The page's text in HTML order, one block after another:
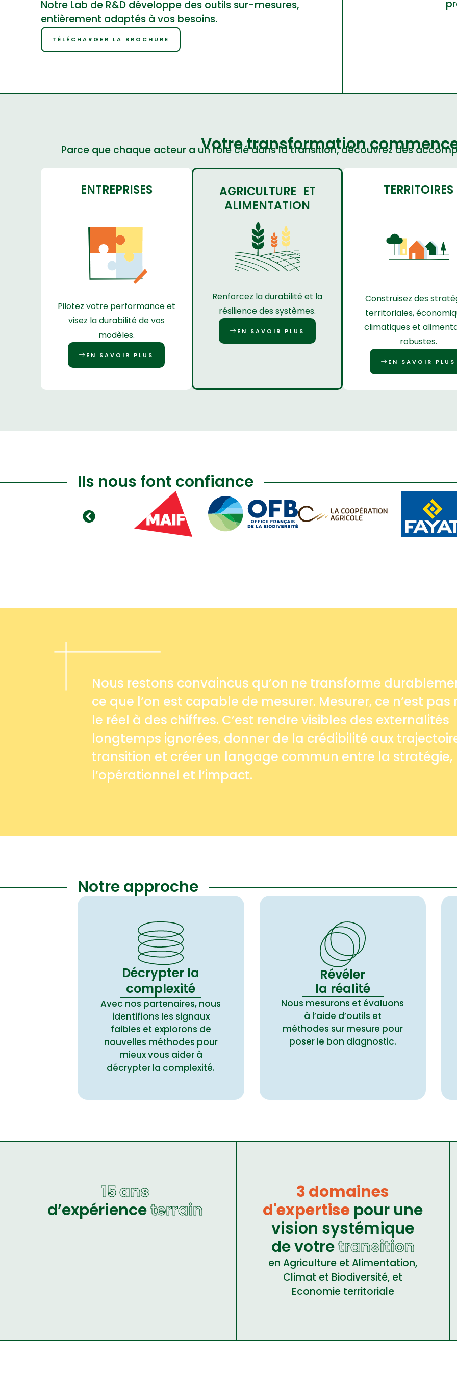
Notre Lab de R&D développe des outils sur-mesures,
entièrement adaptés à vos besoins.
TÉLÉCHARGER LA BROCHURE
Votre transformation
Parce que chaque acteur a un rôle clé dans la transition, découvrez des
ENTREPRISES
Pilotez votre performance et
visez la durabilité de vos
modèles.
EN SAVOIR PLUS
AGRICULTURE ET
ALIMENTATION
Renforcez la durabilité et la
résilience des systèmes.
EN SAVOIR PLUS
TERRITOIRES
Construisez des
territoriales,
climatiques et
robustes.
EN SAVOIR PLUS
Ils nous font confiance
Nous restons convaincus qu’on ne transforme
ce que l’on est capable de mesurer. Mesurer, ce n’est pas
le réel à des chiffres. C’est rendre visibles des externalités
longtemps ignorées, donner de la crédibilité aux
transition et créer un langage commun entre la stratégie,
l’opérationnel et l’impact.
Notre approche
Décrypter la
complexité
Avec nos partenaires, nous
identifions les signaux
faibles et explorons de
nouvelles méthodes pour
mieux vous aider à
décrypter la complexité.
Révéler
la réalité
Nous mesurons et évaluons
à l’aide d’outils et
méthodes sur mesure pour
poser le bon diagnostic.
15 ans
d’expérienceterrain
3 domaines
d'expertise pour une
vision systémique
de votretransition
en Agriculture et Alimentation,
Climat et Biodiversité, et
Economie territoriale